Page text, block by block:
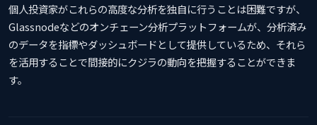
個人投資家がこれらの高度な分析を独自に行うことは困難ですが、
Glassnodeなどのオンチェーン分析プラットフォームが、分析済み
のデータを指標やダッシュボードとして提供しているため、それら
を活用することで間接的にクジラの動向を把握することができま
す。